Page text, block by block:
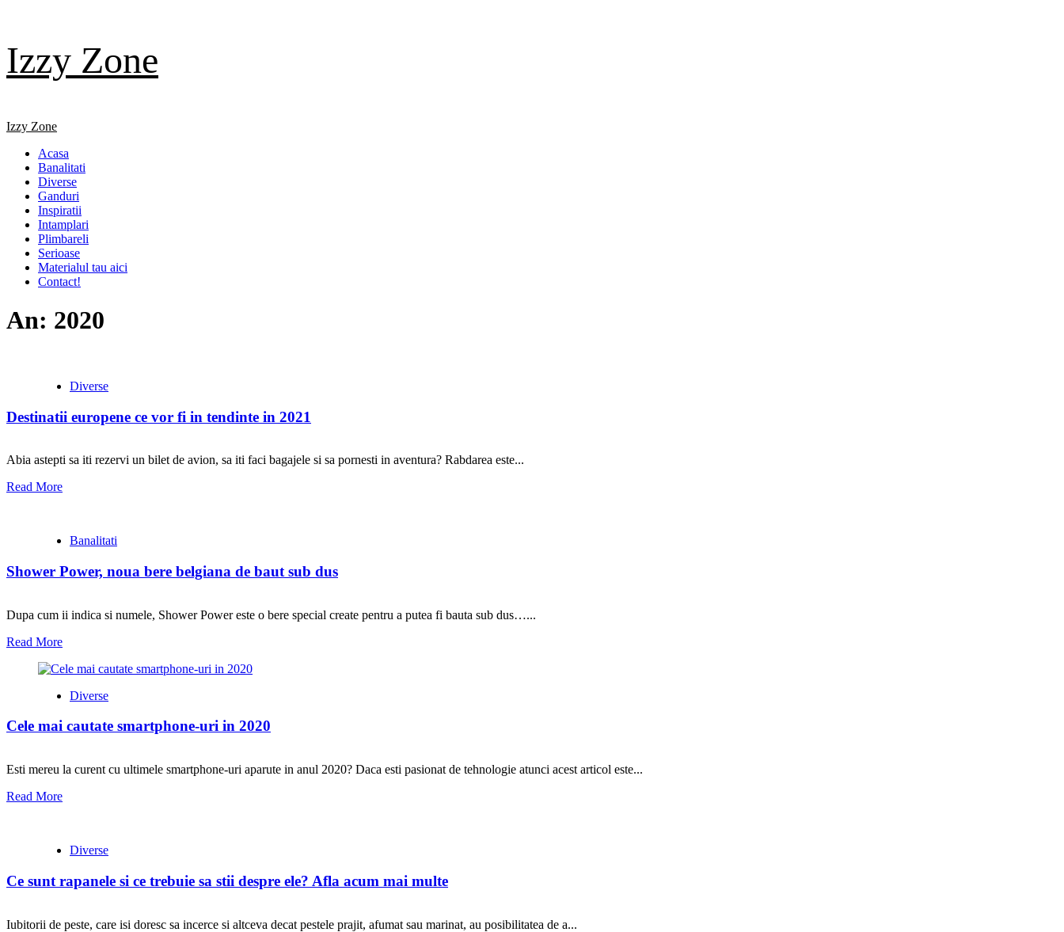
content
Izzy Zone
Primary
Izzy Zone
Acasa
Banalitati
Diverse
Ganduri
Inspiratii
Intamplari
Plimbareli
Serioase
Materialul tau aici
Contact!
An: 2020
Diverse
Destinatii europene ce vor fi in tendinte in 2021
Abia astepti sa iti rezervi un bilet de avion, sa iti faci bagajele si sa pornesti in aventura? Rabdarea este...
Read More
Banalitati
Shower Power, noua bere belgiana de baut sub dus
Dupa cum ii indica si numele, Shower Power este o bere special create pentru a putea fi bauta sub dus…...
Read More
Diverse
Cele mai cautate smartphone-uri in 2020
Esti mereu la curent cu ultimele smartphone-uri aparute in anul 2020? Daca esti pasionat de tehnologie atunci acest articol este...
Read More
Diverse
Ce sunt rapanele si ce trebuie sa stii despre ele? Afla acum mai multe
Iubitorii de peste, care isi doresc sa incerce si altceva decat pestele prajit, afumat sau marinat, au posibilitatea de a...